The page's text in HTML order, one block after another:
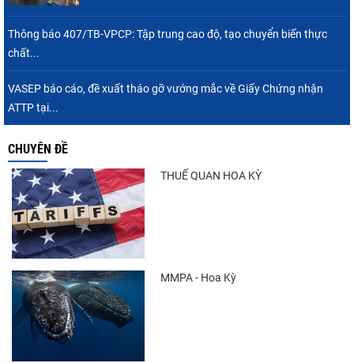
Thông báo 407/TB-VPCP: Tập trung cao độ, tạo chuyển biến thực
chất...
VASEP báo cáo, đề xuất tháo gỡ vướng mắc về Giấy Chứng nhận
ATTP tại...
CHUYÊN ĐỀ
THUẾ QUAN HOA KỲ
MMPA - Hoa Kỳ